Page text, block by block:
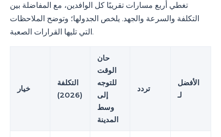
تغطي أربع مسارات تقريبًا كل الوافدين، مع المفاضلة بين
التكلفة والسرعة والجهد. يلخص الجدولها؛ وتوضح الملاحظات
التي تليها القرارات الصعبة.
خيار
التكلفة
(2026)
حان
الوقت
للتوجه
إلى
وسط
المدينة
تردد
الأفضل
لـ